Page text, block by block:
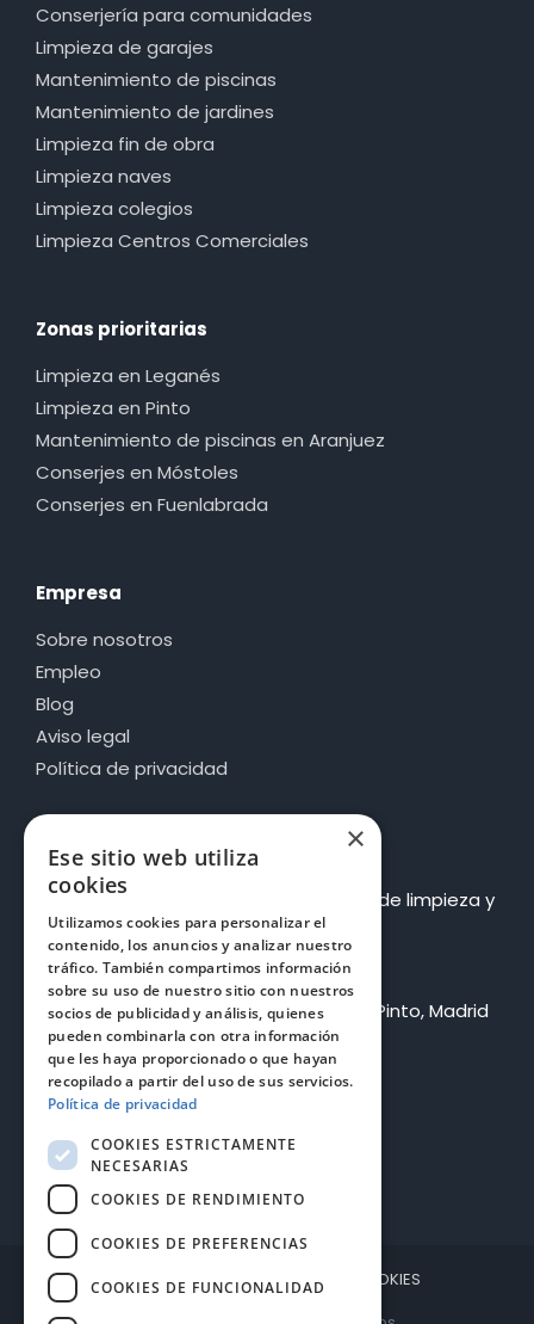
Conserjería para comunidades
Limpieza de garajes
Mantenimiento de piscinas
Mantenimiento de jardines
Limpieza fin de obra
Limpieza naves
Limpieza colegios
Limpieza Centros Comerciales
Zonas prioritarias
Limpieza en Leganés
Limpieza en Pinto
Mantenimiento de piscinas en Aranjuez
Conserjes en Móstoles
Conserjes en Fuenlabrada
Empresa
Sobre nosotros
Empleo
Blog
Aviso legal
Política de privacidad
Información de contacto
Bluetietar Multiservicios S.L. – Empresa de limpieza y
mantenimiento
Pide presupuesto
Dirección: C. Milanos, 8, Nave 20, 28320 Pinto, Madrid
Teléfono:912 635 523
Email:info@bluetietar.es
REVOCAR CONSENTIMIENTO DE COOKIES
×
Ese sitio web utiliza
cookies
Utilizamos cookies para personalizar el
contenido, los anuncios y analizar nuestro
tráfico. También compartimos información
sobre su uso de nuestro sitio con nuestros
socios de publicidad y análisis, quienes
pueden combinarla con otra información
que les haya proporcionado o que hayan
recopilado a partir del uso de sus servicios.
Política de privacidad
COOKIES ESTRICTAMENTE
NECESARIAS
COOKIES DE RENDIMIENTO
COOKIES DE PREFERENCIAS
COOKIES DE FUNCIONALIDAD